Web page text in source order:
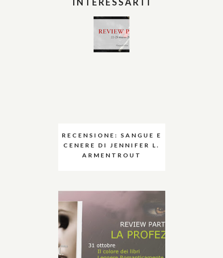
RECENSIONE: SANGUE E
CENERE DI JENNIFER L.
ARMENTROUT